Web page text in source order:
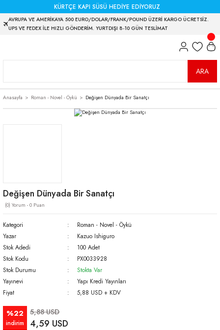
KÜRTÇE KAPI SÜSÜ HEDİYE EDİYORUZ
AVRUPA VE AMERİKAYA 500 EURO/DOLAR/FRANK/POUND ÜZERİ KARGO ÜCRETSİZ.
UPS VE FEDEX İLE HIZLI GÖNDERİM. YURTDIŞI 8-10 GÜN TESLİMAT
ARA
Anasayfa Roman - Novel - Öykü Değişen Dünyada Bir Sanatçı
Değişen Dünyada Bir Sanatçı
(0) Yorum - 0 Puan
Kategori
Roman - Novel - Öykü
Yazar
Kazuo Ishiguro
Stok Adedi
100 Adet
Stok Kodu
PX0033928
Stok Durumu
Stokta Var
Yayınevi
Yapı Kredi Yayınları
Fiyat
5,88 USD + KDV
%22
indirim
5,88 USD
4,59 USD